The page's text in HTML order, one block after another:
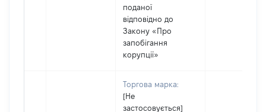
поданої
відповідно до
Закону «Про
запобігання
корупції»
Торгова марка:
[Не
застосовується]